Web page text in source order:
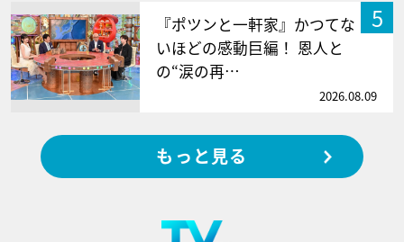
5
『ポツンと一軒家』かつてな
いほどの感動巨編！ 恩人と
の“涙の再…
2026.08.09
もっと見る